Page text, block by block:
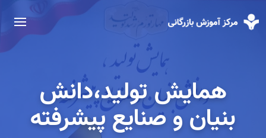
همایش تولید،دانش
بنیان و صنایع پیشرفته